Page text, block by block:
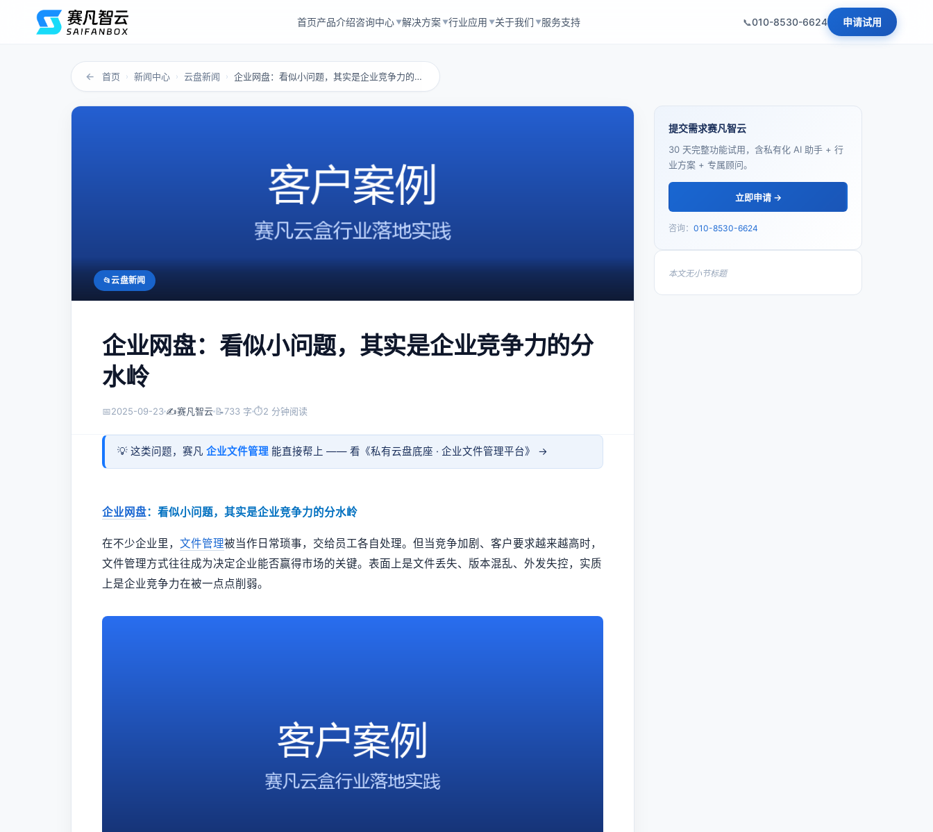
首页产品介绍咨询中心 ▼解决方案 ▼行业应用 ▼关于我们 ▼服务支持 010-8530-6624 申请试用
← 首页 › 新闻中心 › 云盘新闻 › 企业网盘：看似小问题，其实是企业竞争力的分水...
云盘新闻
企业网盘：看似小问题，其实是企业竞争力的分
水岭
📅2025-09-23 ✍️赛凡智云 📝733 字 ⏱2 分钟阅读
💡 这类问题，赛凡 企业文件管理 能直接帮上 —— 看《私有云盘底座 · 企业文件管理平台》 →
企业网盘：看似小问题，其实是企业竞争力的分水岭
在不少企业里， 文件管理被当作日常琐事，交给员工各自处理。但当竞争加剧、客户要求越来越高时，
文件管理方式往往成为决定企业能否赢得市场的关键。表面上是文件丢失、版本混乱、外发失控，实质
上是企业竞争力在被一点点削弱。
提交需求赛凡智云
30 天完整功能试用，含私有化 AI 助手 + 行
业方案 + 专属顾问。
立即申请 →
咨询： 010-8530-6624
本文无小节标题